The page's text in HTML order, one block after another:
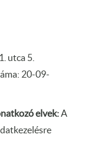
utca 5.
20-09-
elvek:A